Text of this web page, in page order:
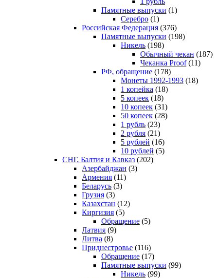
Памятные выпуски (1)
Серебро (1)
Российская Федерация (376)
Памятные выпуски (198)
Никель (198)
Обычный чекан (187)
Чеканка Proof(11)
РФ, обращение (178)
Монеты 1992-1993 (18)
1 копейка (18)
5 копеек (18)
10 копеек (31)
50 копеек (28)
1 рубль (23)
2 рубля (21)
5 рублей (16)
10 рублей (5)
СНГ, Балтия и Кавказ (202)
Азербайджан (3)
Армения (11)
Беларусь (3)
Грузия (3)
Казахстан (12)
Киргизия (5)
Обращение (5)
Латвия (9)
Литва (8)
Приднестровье (116)
Обращение (17)
Памятные выпуски (99)
Никель (99)